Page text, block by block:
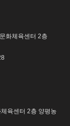
화체육센터 2층
육센터 2층 양평농